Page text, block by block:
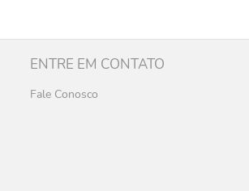
ENTRE EM CONTATO
Fale Conosco